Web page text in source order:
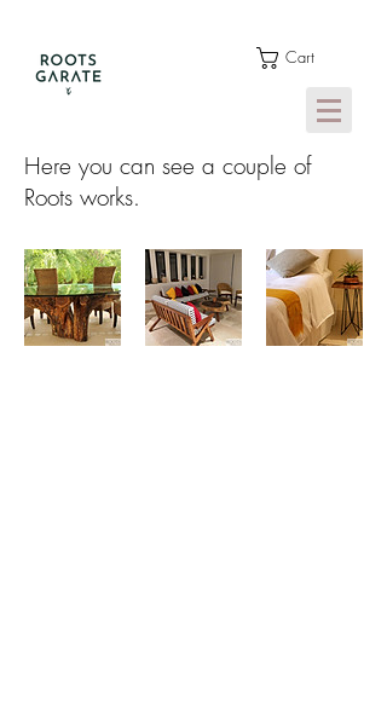
Cart
Here you can see a couple of
Roots works.